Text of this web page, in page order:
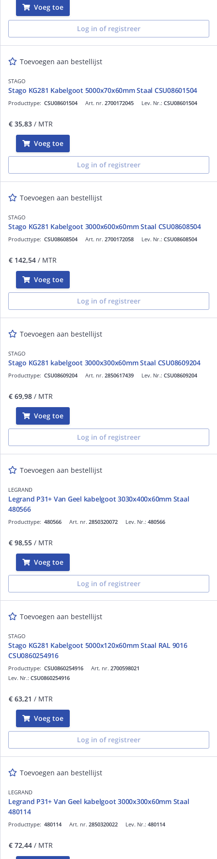
Voeg toe
Log in of registreer
Toevoegen aan bestellijst
STAGO
Stago KG281 Kabelgoot 5000x70x60mm Staal CSU08601504
Art. nr. 2700172045
Producttype: CSU08601504 Lev. Nr.: CSU08601504
€ 35,83 / MTR
Voeg toe
Log in of registreer
Toevoegen aan bestellijst
STAGO
Stago KG281 Kabelgoot 3000x600x60mm Staal CSU08608504
Art. nr. 2700172058
Producttype: CSU08608504 Lev. Nr.: CSU08608504
€ 142,54 / MTR
Voeg toe
Log in of registreer
Toevoegen aan bestellijst
STAGO
Stago KG281 kabelgoot 3000x300x60mm Staal CSU08609204
Art. nr. 2850617439
Producttype: CSU08609204 Lev. Nr.: CSU08609204
€ 69,98 / MTR
Voeg toe
Log in of registreer
Toevoegen aan bestellijst
LEGRAND
Legrand P31+ Van Geel kabelgoot 3030x400x60mm Staal
480566
Art. nr. 2850320072
Producttype: 480566 Lev. Nr.: 480566
€ 98,55 / MTR
Voeg toe
Log in of registreer
Toevoegen aan bestellijst
STAGO
Stago KG281 Kabelgoot 5000x120x60mm Staal RAL 9016
CSU0860254916
Art. nr. 2700598021
Producttype: CSU0860254916
Lev. Nr.: CSU0860254916
€ 63,21 / MTR
Voeg toe
Log in of registreer
Toevoegen aan bestellijst
LEGRAND
Legrand P31+ Van Geel kabelgoot 3000x300x60mm Staal
480114
Art. nr. 2850320022
Producttype: 480114 Lev. Nr.: 480114
€ 72,44 / MTR